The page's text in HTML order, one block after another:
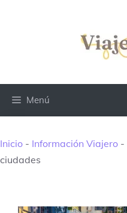
Menú
Inicio - Información Viajero -
ciudades